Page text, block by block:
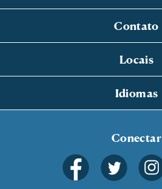
Contato
Locais
Idiomas
Conectar